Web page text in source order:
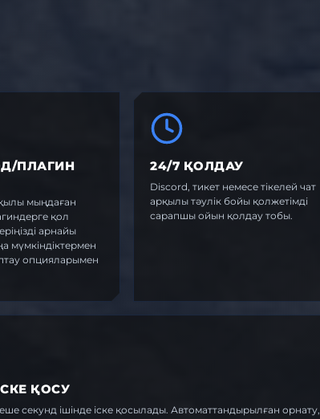
ПЛАГИН
мыңдаған
қол
арнайы
мүмкіндіктермен
опцияларымен
24/7 ҚОЛДАУ
Discord, тикет немесе тікелей чат
арқылы тәулік бойы қолжетімді
сарапшы ойын қолдау тобы.
ҚОСУ
секунд ішінде іске қосылады. Автоматтандырылған орнату,